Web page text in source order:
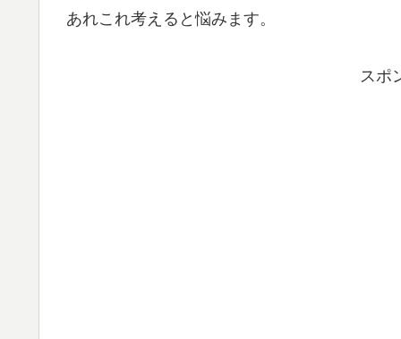
あれこれ考えると悩みます。
スポ